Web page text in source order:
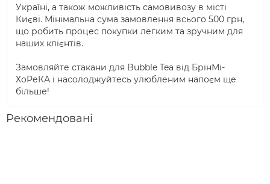
Україні, а також можливість самовивозу в місті
Києві. Мінімальна сума замовлення всього 500 грн,
що робить процес покупки легким та зручним для
наших клієнтів.
Замовляйте стакани для Bubble Tea від БрінМі-
ХоРеКА і насолоджуйтесь улюбленим напоєм ще
більше!
Рекомендовані